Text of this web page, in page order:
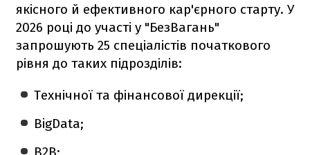
якісного й ефективного кар'єрного старту. У
2026 році до участі у "БезВагань"
запрошують 25 спеціалістів початкового
рівня до таких підрозділів:
Технічної та фінансової дирекції;
BigData;
B2B;